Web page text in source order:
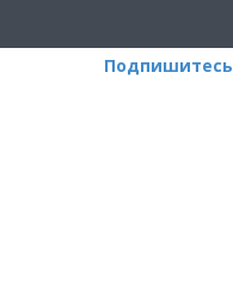
Подпишитесь